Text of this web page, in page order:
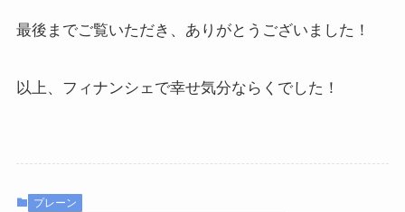
最後までご覧いただき、ありがとうございました！
以上、フィナンシェで幸せ気分ならくでした！
プレーン